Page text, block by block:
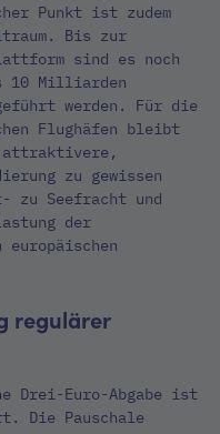
Punkt ist zudem
Bis zur
sind es noch
10 Milliarden
werden. Für die
Flughäfen bleibt
zu gewissen
zu Seefracht und
der
regulärer
Drei-Euro-Abgabe ist
Die Pauschale